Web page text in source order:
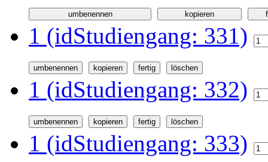
1 (idStudiengang: 331)
1 (idStudiengang: 332)
1 (idStudiengang: 333)